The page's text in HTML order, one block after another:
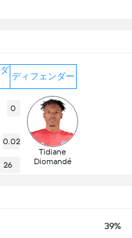
ディフェンダー
0
0.02
26
Tidiane
Diomandé
39%